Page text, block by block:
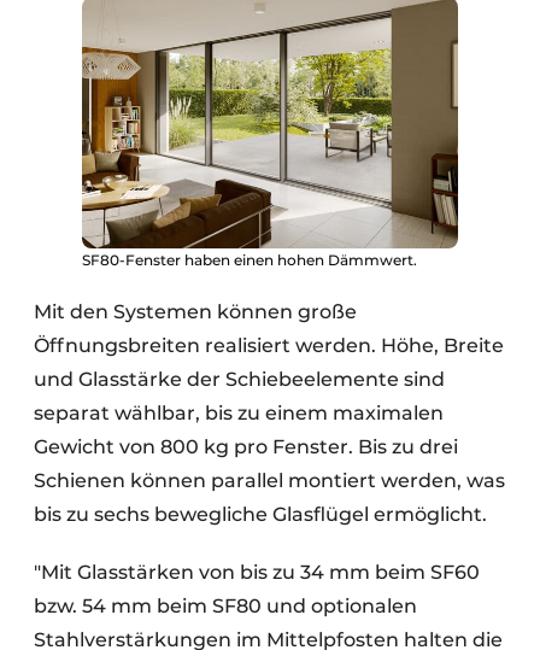
SF80-Fenster haben einen hohen Dämmwert.
Mit den Systemen können große
Öffnungsbreiten realisiert werden. Höhe, Breite
und Glasstärke der Schiebeelemente sind
separat wählbar, bis zu einem maximalen
Gewicht von 800 kg pro Fenster. Bis zu drei
Schienen können parallel montiert werden, was
bis zu sechs bewegliche Glasflügel ermöglicht.
"Mit Glasstärken von bis zu 34 mm beim SF60
bzw. 54 mm beim SF80 und optionalen
Stahlverstärkungen im Mittelpfosten halten die